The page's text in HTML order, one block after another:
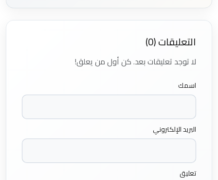
التعليقات (0)
لا توجد تعليقات بعد. كن أول من يعلق!
اسمك
البريد الإلكتروني
تعليق